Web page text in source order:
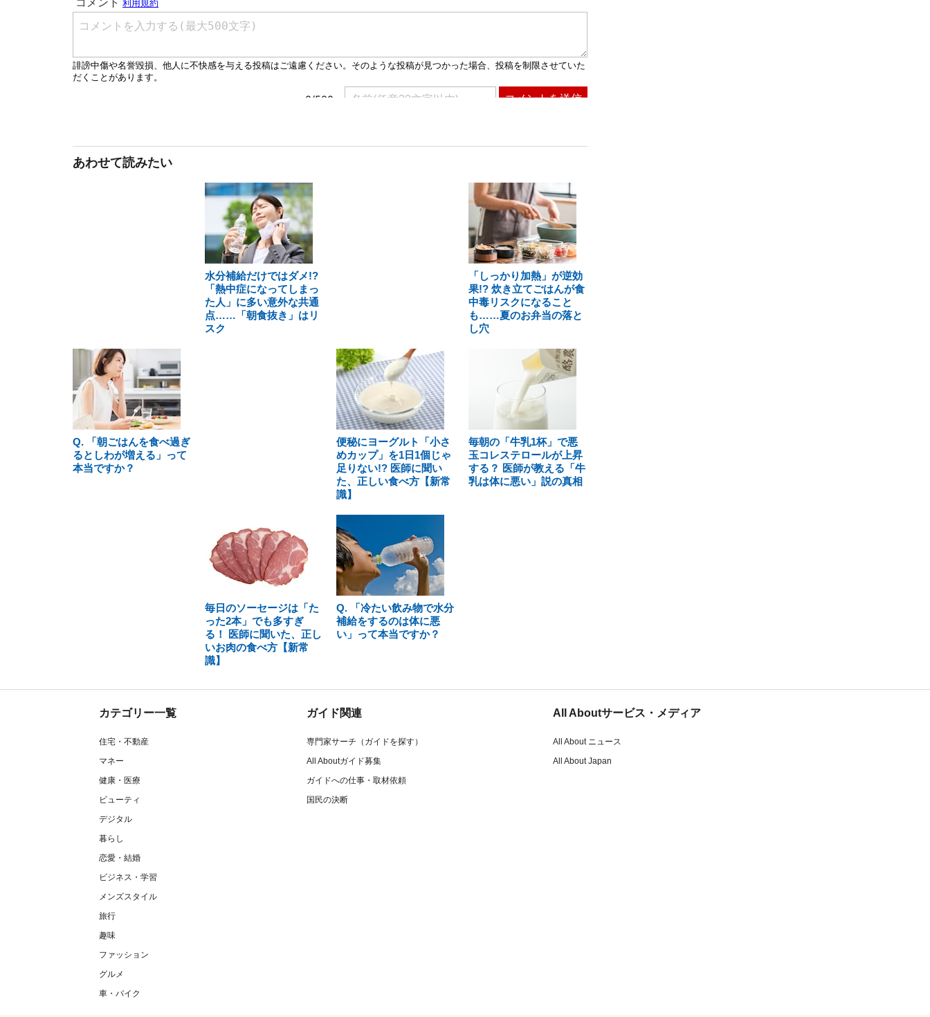
あわせて読みたい
水分補給だけではダメ!?
「熱中症になってしまっ
た人」に多い意外な共通
点……「朝食抜き」はリ
スク
「しっかり加熱」が逆効
果!? 炊き立てごはんが食
中毒リスクになること
も……夏のお弁当の落と
し穴
Q. 「朝ごはんを食べ過ぎ
るとしわが増える」って
本当ですか？
便秘にヨーグルト「小さ
めカップ」を1日1個じゃ
足りない!? 医師に聞い
た、正しい食べ方【新常
識】
毎朝の「牛乳1杯」で悪
玉コレステロールが上昇
する？ 医師が教える「牛
乳は体に悪い」説の真相
毎日のソーセージは「た
った2本」でも多すぎ
る！ 医師に聞いた、正し
いお肉の食べ方【新常
識】
Q. 「冷たい飲み物で水分
補給をするのは体に悪
い」って本当ですか？
カテゴリー一覧
住宅・不動産
マネー
健康・医療
ビューティ
デジタル
暮らし
恋愛・結婚
ビジネス・学習
メンズスタイル
旅行
趣味
ファッション
グルメ
車・バイク
ガイド関連
専門家サーチ（ガイドを探す）
All Aboutガイド募集
ガイドへの仕事・取材依頼
国民の決断
All Aboutサービス・メディア
All About ニュース
All About Japan